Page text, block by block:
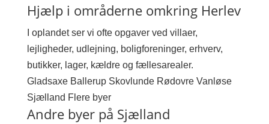
Hjælp i områderne omkring Herlev
I oplandet ser vi ofte opgaver ved villaer,
lejligheder, udlejning, boligforeninger, erhverv,
butikker, lager, kældre og fællesarealer.
Gladsaxe Ballerup Skovlunde Rødovre Vanløse
Sjælland Flere byer
Andre byer på Sjælland